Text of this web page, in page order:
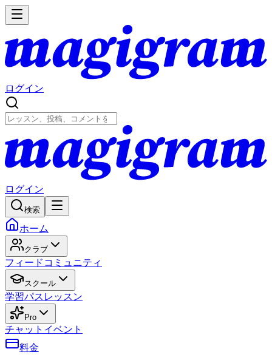
ログイン
ログイン
検索
ホーム
クラブ
フィード コミュニティ
スクール
学習パス レッスン
Pro
チャット イベント
料金